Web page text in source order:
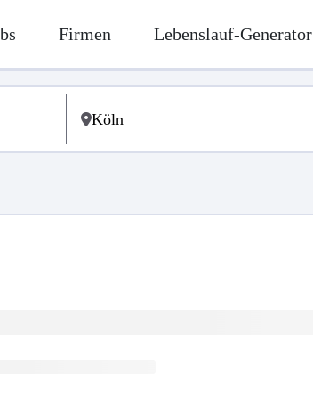
Firmen Lebenslauf-Generator